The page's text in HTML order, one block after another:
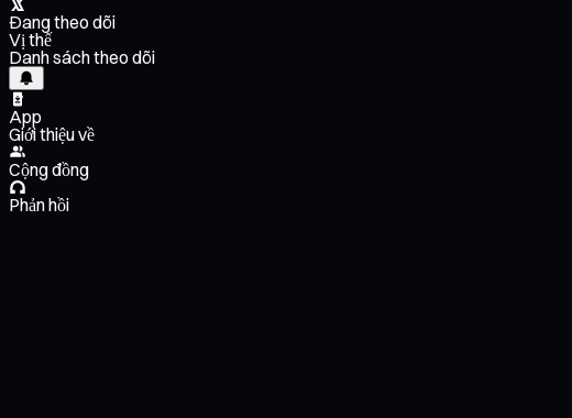
Đang theo dõi
Vị thế
Danh sách theo dõi
App
Giới thiệu về
Cộng đồng
Phản hồi